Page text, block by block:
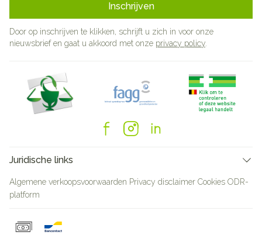
Inschrijven
Door op inschrijven te klikken, schrijft u zich in voor onze
nieuwsbrief en gaat u akkoord met onze privacy policy
Juridische links
Algemene verkoopsvoorwaarden Privacy disclaimer Cookies ODR-
platform